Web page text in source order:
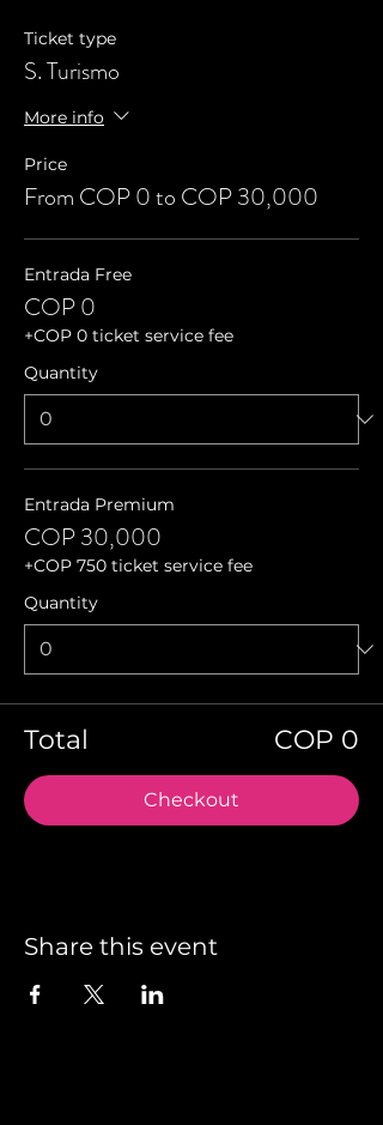
Ticket type
S. Turismo
More info
Price
From COP 0 to COP 30,000
Entrada Free
COP 0
+COP 0 ticket service fee
Quantity
Entrada Premium
COP 30,000
+COP 750 ticket service fee
Quantity
Total COP 0
Checkout
Share this event